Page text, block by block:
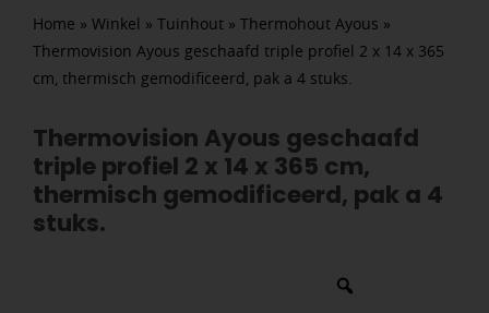
Home » Winkel » Tuinhout» Thermohout Ayous »
Thermovision Ayous geschaafd triple profiel 2 x 14 x 365
cm, thermisch gemodificeerd, pak a 4 stuks.
Thermovision Ayous geschaafd
triple profiel 2 x 14 x 365 cm,
thermisch gemodificeerd, pak a 4
stuks.